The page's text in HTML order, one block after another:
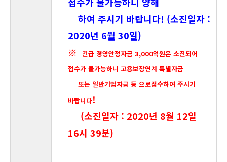
하여 주시기 바랍니다! (소진일자 :
2020년 6월 30일)
※
긴급 경영안정자금 3,000억원은 소진되어
접수가 불가능하니 고용보장연계 특별자금
또는 일반기업자금 등 으로접수하여 주시기
바랍니다!
(소진일자 : 2020년 8월 12일
16시 39분)